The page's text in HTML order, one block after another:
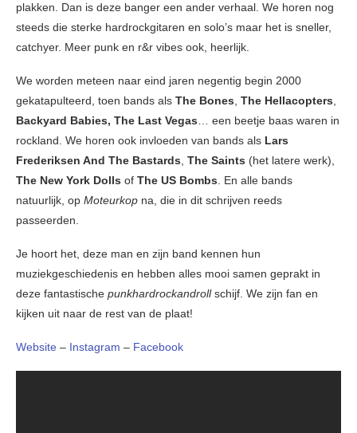
plakken. Dan is deze banger een ander verhaal. We horen nog
steeds die sterke hardrockgitaren en solo’s maar het is sneller,
catchyer. Meer punk en r&r vibes ook, heerlijk.
We worden meteen naar eind jaren negentig begin 2000
gekatapulteerd, toen bands als The Bones, The Hellacopters,
Backyard Babies, The Last Vegas… een beetje baas waren in
rockland. We horen ook invloeden van bands als Lars
Frederiksen And The Bastards, The Saints (het latere werk),
The New York Dolls of The US Bombs. En alle bands
natuurlijk, op Moteurkop na, die in dit schrijven reeds
passeerden.
Je hoort het, deze man en zijn band kennen hun
muziekgeschiedenis en hebben alles mooi samen geprakt in
deze fantastische punkhardrockandrollschijf. We zijn fan en
kijken uit naar de rest van de plaat!
Website – Instagram – Facebook